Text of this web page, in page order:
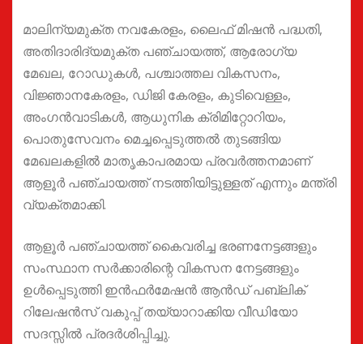
മാലിന്യമുക്ത നവകേരളം, ലൈഫ് മിഷൻ പദ്ധതി,
അതിദാരിദ്യമുക്ത പഞ്ചായത്ത്, ആരോഗ്യ
മേഖല, റോഡുകൾ, പശ്ചാത്തല വികസനം,
വിജ്ഞാനകേരളം, ഡിജി കേരളം, കുടിവെള്ളം,
അംഗൻവാടികൾ, ആധുനിക ക്രിമിറ്റോറിയം,
പൊതുസേവനം മെച്ചപ്പെടുത്തൽ തുടങ്ങിയ
മേഖലകളിൽ മാതൃകാപരമായ പ്രവർത്തനമാണ്
ആളൂർ പഞ്ചായത്ത് നടത്തിയിട്ടുള്ളത് എന്നും മന്ത്രി
വ്യക്തമാക്കി.
ആളൂർ പഞ്ചായത്ത് കൈവരിച്ച ഭരണനേട്ടങ്ങളും
സംസ്ഥാന സർക്കാരിന്റെ വികസന നേട്ടങ്ങളും
ഉൾപ്പെടുത്തി ഇൻഫർമേഷൻ ആൻഡ് പബ്ലിക്
റിലേഷൻസ് വകുപ്പ് തയ്യാറാക്കിയ വീഡിയോ
സദസ്സിൽ പ്രദർശിപ്പിച്ചു.